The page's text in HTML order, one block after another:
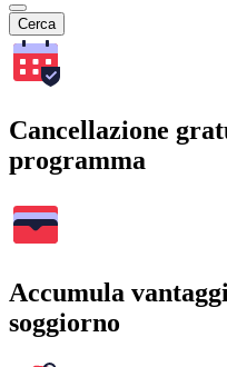
Cerca
Cancellazione
programma
Accumula
soggiorno